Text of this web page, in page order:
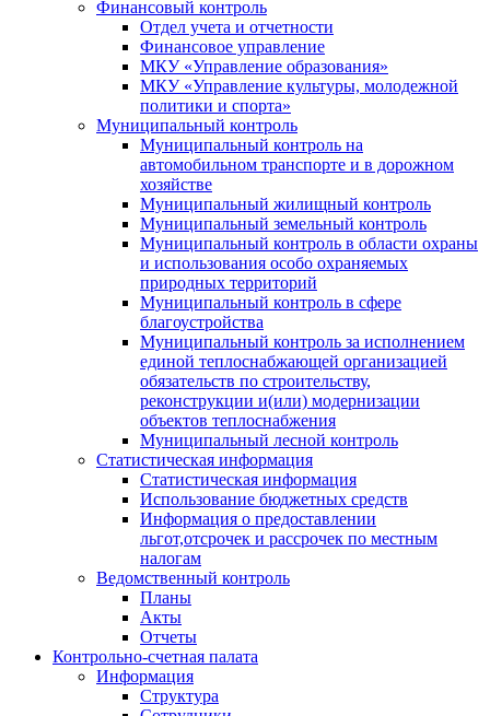
Финансовый контроль
Отдел учета и отчетности
Финансовое управление
МКУ «Управление образования»
МКУ «Управление культуры, молодежной
политики и спорта»
Муниципальный контроль
Муниципальный контроль на
автомобильном транспорте и в дорожном
хозяйстве
Муниципальный жилищный контроль
Муниципальный земельный контроль
Муниципальный контроль в области охраны
и использования особо охраняемых
природных территорий
Муниципальный контроль в сфере
благоустройства
Муниципальный контроль за исполнением
единой теплоснабжающей организацией
обязательств по строительству,
реконструкции и(или) модернизации
объектов теплоснабжения
Муниципальный лесной контроль
Статистическая информация
Статистическая информация
Использование бюджетных средств
Информация о предоставлении
льгот,отсрочек и рассрочек по местным
налогам
Ведомственный контроль
Планы
Акты
Отчеты
Контрольно-счетная палата
Информация
Структура